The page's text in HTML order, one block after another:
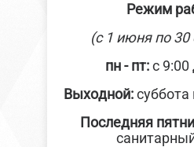
Режим
(с 1 июня по 30
пн - пт:с 9:00
Выходной:суббота
Последняя